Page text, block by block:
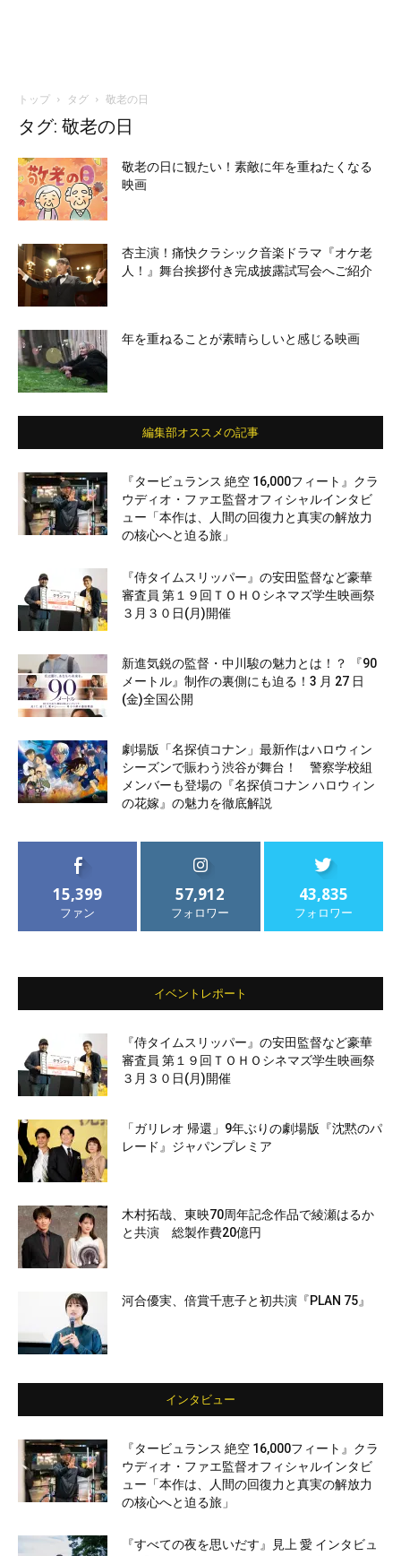
トップ タグ 敬老の日
タグ: 敬老の日
敬老の日に観たい！素敵に年を重ねたくなる
映画
杏主演！痛快クラシック音楽ドラマ『オケ老
人！』舞台挨拶付き完成披露試写会へご紹介
年を重ねることが素晴らしいと感じる映画
編集部オススメの記事
『タービュランス 絶空 16,000フィート』クラ
ウディオ・ファエ監督オフィシャルインタビ
ュー「本作は、人間の回復力と真実の解放力
の核心へと迫る旅」
『侍タイムスリッパー』の安田監督など豪華
審査員 第１９回ＴＯＨＯシネマズ学生映画祭
３月３０日(月)開催
新進気鋭の監督・中川駿の魅力とは！？ 『90
メートル』制作の裏側にも迫る！3 月 27 日
(金)全国公開
劇場版「名探偵コナン」最新作はハロウィン
シーズンで賑わう渋谷が舞台！ 警察学校組
メンバーも登場の『名探偵コナン ハロウィン
の花嫁』の魅力を徹底解説
15,399
ファン
57,912
フォロワー
43,835
フォロワー
イベントレポート
『侍タイムスリッパー』の安田監督など豪華
審査員 第１９回ＴＯＨＯシネマズ学生映画祭
３月３０日(月)開催
「ガリレオ 帰還」9年ぶりの劇場版『沈黙のパ
レード』ジャパンプレミア
木村拓哉、東映70周年記念作品で綾瀬はるか
と共演 総製作費20億円
河合優実、倍賞千恵子と初共演『PLAN 75』
インタビュー
『タービュランス 絶空 16,000フィート』クラ
ウディオ・ファエ監督オフィシャルインタビ
ュー「本作は、人間の回復力と真実の解放力
の核心へと迫る旅」
『すべての夜を思いだす』見上 愛 インタビュ